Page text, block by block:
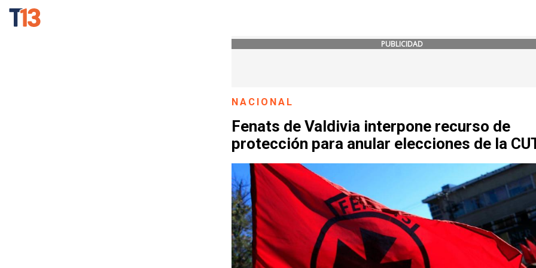
PUBLICIDAD
NACIONAL
Fenats de Valdivia interpone recurso de
protección para anular elecciones de la